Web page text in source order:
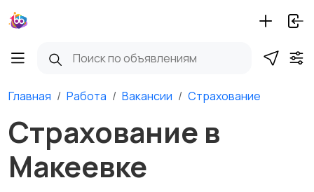
Главная Работа Вакансии Страхование
Страхование в
Макеевке